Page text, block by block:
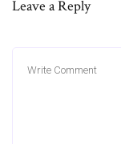
Leave a Reply